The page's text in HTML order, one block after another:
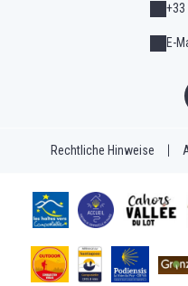
+33
E-
Rechtliche Hinweise